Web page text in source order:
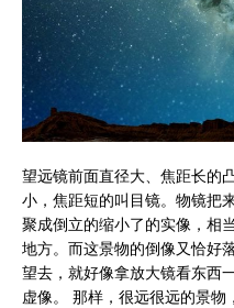
望远镜前面直径大、焦距长的
小，焦距短的叫目镜。物镜把
聚成倒立的缩小了的实像，相
地方。而这景物的倒像又恰好
望去，就好像拿放大镜看东西
虚像。 那样，很远很远的景